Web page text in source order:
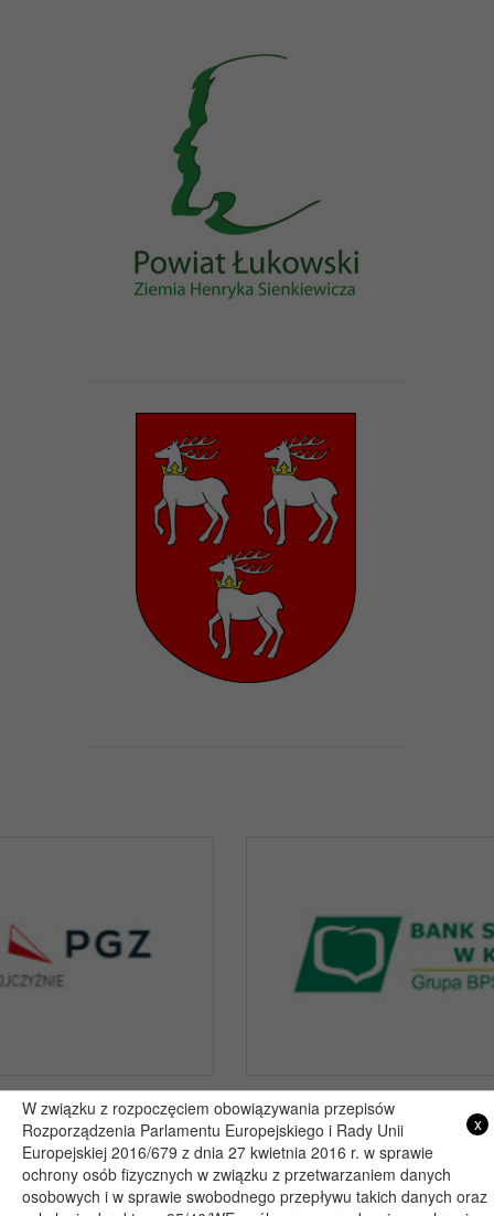
Copyright 2019@ - Muzeum Henryka Sienkiewicza w Woli Okrzejskiej
Projekt i wykonanie: itlu.pl
x
W związku z rozpoczęciem obowiązywania przepisów
Rozporządzenia Parlamentu Europejskiego i Rady Unii
Europejskiej 2016/679 z dnia 27 kwietnia 2016 r. w sprawie
ochrony osób fizycznych w związku z przetwarzaniem danych
osobowych i w sprawie swobodnego przepływu takich danych oraz